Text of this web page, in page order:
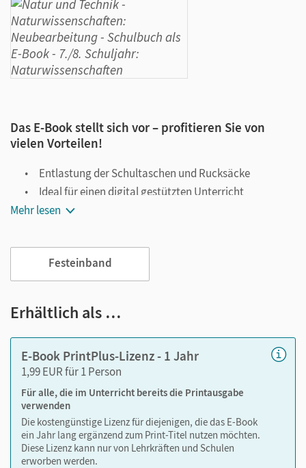
Das E-Book stellt sich vor – profitieren Sie von
vielen Vorteilen!
Entlastung der Schultaschen und Rucksäcke
Ideal für einen digital gestützten Unterricht
Notiz- und Markierungsmöglichkeit
Viele digitale Funktionen unterstützen das Lehren und
Lernen:
Notizen erstellen
Lesezeichen hinzufügen
Zoomen
Mehr lesen
Festeinband
Erhältlich als …
E-Book PrintPlus-Lizenz - 1 Jahr
1,99 EUR für 1 Person
Für alle, die im Unterricht bereits die Printausgabe
verwenden
Die kostengünstige Lizenz für diejenigen, die das E-Book
ein Jahr lang ergänzend zum Print-Titel nutzen möchten.
Diese Lizenz kann nur von Lehrkräften und Schulen
erworben werden.